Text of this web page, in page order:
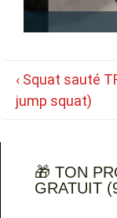
Navigation
de
Previous
Post
‹ Squat sauté
jump squat)
🎁 TON
GRATUIT